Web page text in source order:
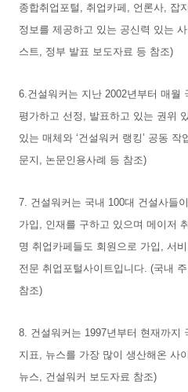
종합취업포털, 취업카페, 언론사, 잡
정보를 제공하고 있는 공신력 있는
스트, 정부 발표 보도자료 등 참조)
6.건설워커는 지난 2002년부터 매월
평가하고 선정, 발표하고 있는 권위
있는 매체와 ‘건설워커 랭킹’ 공동
문지, 논문인용사례 등 참조)
7. 건설워커는 국내 100대 건설사들
가입, 인재를 구하고 있으며 메이저
명 취업카페들도 회원으로 가입, 서
전문 취업포털사이트입니다. (국내
참조)
8. 건설워커는 1997년부터 현재까지
지표, 뉴스를 가장 많이 생산해온 사
뉴스, 건설워커 보도자료 참조)